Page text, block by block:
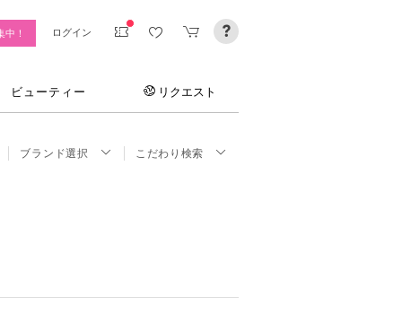
中！ ログイン
ビューティー リクエスト
ブランド選択 こだわり検索